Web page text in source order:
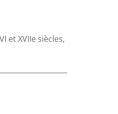
et XVIIe siècles,